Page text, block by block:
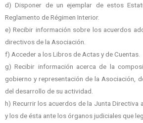
d) Disponer de un ejemplar de estos
Reglamento de Régimen Interior.
e) Recibir información sobre los acuerdos
directivos de la Asociación.
f) Acceder a los Libros de Actas y de Cuentas.
g) Recibir información acerca de la
gobierno y representación de la Asociación,
del desarrollo de su actividad.
h) Recurrir los acuerdos de la Junta Directiva
y los de ésta ante los órganos judiciales que